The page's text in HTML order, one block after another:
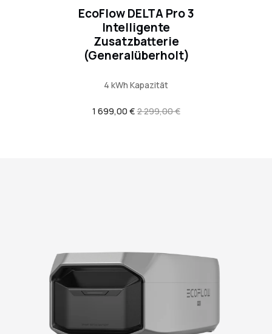
EcoFlow DELTA Pro 3
Intelligente
Zusatzbatterie
(Generalüberholt)
4 kWh Kapazität
Verkaufspreis
1 699,00 € Regulärer
2 299,00 €